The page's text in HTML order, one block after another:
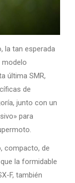
la tan esperada
modelo
última SMR,
de
junto con un
para
compacto, de
la formidable
F, también